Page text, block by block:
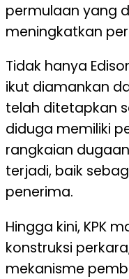
permulaan yang
meningkatkan
Tidak hanya
ikut diamankan
telah ditetapkan
diduga memiliki
rangkaian
terjadi, baik
penerima.
Hingga kini, KPK
konstruksi
mekanisme